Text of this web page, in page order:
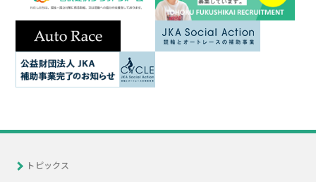
トピックス